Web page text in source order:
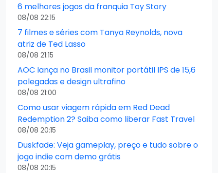
6 melhores jogos da franquia Toy Story
08/08 22:15
7 filmes e séries com Tanya Reynolds, nova
atriz de Ted Lasso
08/08 21:15
AOC lança no Brasil monitor portátil IPS de 15,6
polegadas e design ultrafino
08/08 21:00
Como usar viagem rápida em Red Dead
Redemption 2? Saiba como liberar Fast Travel
08/08 20:15
Duskfade: Veja gameplay, preço e tudo sobre o
jogo indie com demo grátis
08/08 20:15